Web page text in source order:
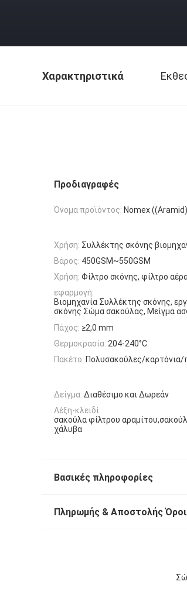
Χαρακτηριστικά
Προδιαγραφές
Όνομα προϊόντος: Nomex
Χρήση: Συλλέκτης σκόνης
Βάρος: 450GSM~550GSM
Χρήση: Φίλτρο σκόνης, φίλτρο
εφαρμογή:
Βιομηχανία Συλλέκτης σκόνης,
σκόνης Σώμα σακούλας, Μείγμα
Πάχος: ≥2,0 mm
Θερμοκρασία: 204-240°C
Πακέτο: Πολυσακούλες/καρτόνια/
Δείγμα: Διαθέσιμο και Δωρεάν
Λέξη-κλειδί:
σακούλα φίλτρου
χάλυβα
Βασικές πληροφορίες
Πληρωμής & Αποστολής Όροι